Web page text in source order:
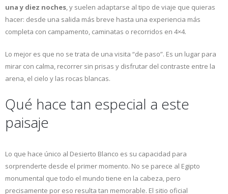
una y diez noches, y suelen adaptarse al tipo de viaje que quieras
hacer: desde una salida más breve hasta una experiencia más
completa con campamento, caminatas o recorridos en 4×4.
Lo mejor es que no se trata de una visita “de paso”. Es un lugar para
mirar con calma, recorrer sin prisas y disfrutar del contraste entre la
arena, el cielo y las rocas blancas.
Qué hace tan especial a este
paisaje
Lo que hace único al Desierto Blanco es su capacidad para
sorprenderte desde el primer momento. No se parece al Egipto
monumental que todo el mundo tiene en la cabeza, pero
precisamente por eso resulta tan memorable. El sitio oficial